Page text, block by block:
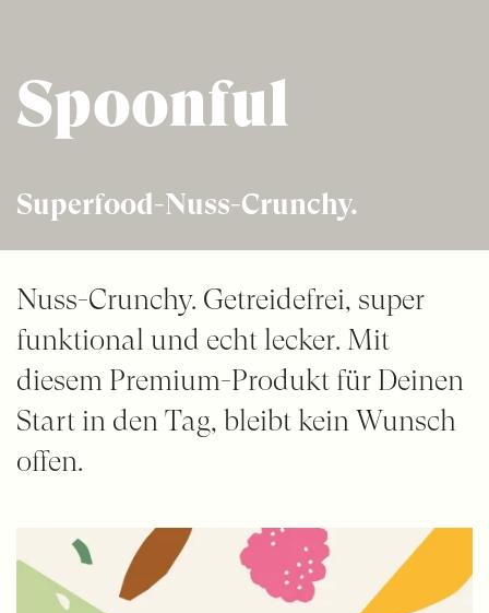
Spoonful
Superfood-Nuss-Crunchy.
Nuss-Crunchy. Getreidefrei, super
funktional und echt lecker. Mit
diesem Premium-Produkt für Deinen
Start in den Tag, bleibt kein Wunsch
offen.